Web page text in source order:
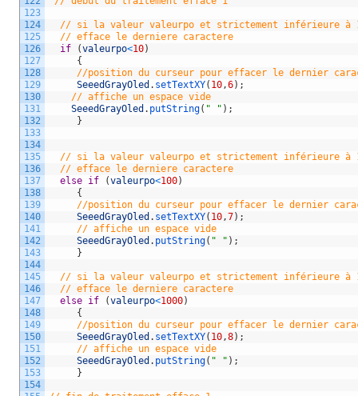
123
124
125
126
127
128
129
130
131
132
133
134
135
136
137
138
139
140
141
142
143
144
145
146
147
148
149
150
151
152
153
154
// si la valeur valeurpo et strictement inférieure à
// efface le derniere caractere
if
(valeurpo<10)
{
//position du curseur pour effacer le dernier
SeeedGrayOled . setTextXY( 10 ,6) ;
// affiche un espace vide
SeeedGrayOled . putString( " " ) ;
}
// si la valeur valeurpo et strictement inférieure à
// efface le derniere caractere
else if (valeurpo<100)
{
//position du curseur pour effacer le dernier
SeeedGrayOled . setTextXY( 10 ,7) ;
// affiche un espace vide
SeeedGrayOled . putString( " " ) ;
}
// si la valeur valeurpo et strictement inférieure à
// efface le derniere caractere
else if (valeurpo<1000)
{
//position du curseur pour effacer le dernier
SeeedGrayOled . setTextXY( 10 ,8) ;
// affiche un espace vide
SeeedGrayOled . putString( " " ) ;
}